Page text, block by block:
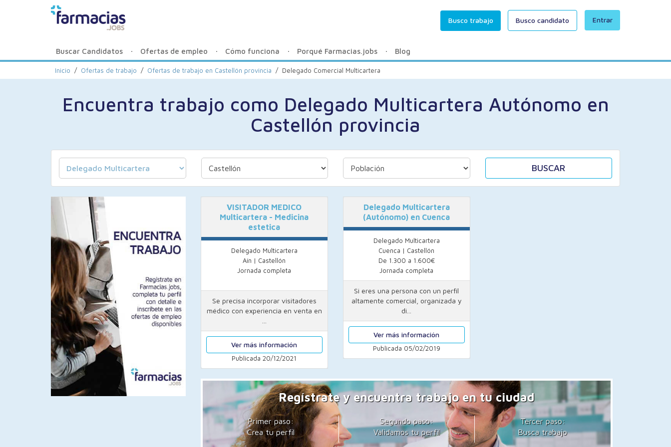
Entrar
Busco trabajo Busco candidato
Buscar Candidatos Ofertas de empleo Cómo funciona Porqué Farmacias.jobs Blog
Inicio / Ofertas de trabajo / Ofertas de trabajo en Castellón provincia / Delegado Comercial Multicartera
Encuentra trabajo como Delegado Multicartera Autónomo en
Castellón provincia
BUSCAR
VISITADOR MEDICO
Multicartera - Medicina
estetica
Delegado Multicartera
Aín | Castellón
Jornada completa
Se precisa incorporar visitadores
médico con experiencia en venta en
Ver más información
Publicada 20/12/2021
Delegado Multicartera
(Autónomo) en Cuenca
Delegado Multicartera
Cuenca | Castellón
De 1.300 a 1.600€
Jornada completa
Si eres una persona con un perfil
altamente comercial, organizada y
di...
Ver más información
Publicada 05/02/2019
Regístrate y encuentra trabajo en tu ciudad
Primer paso:
Crea tu perfil
Segundo paso:
Validamos tu perfil
Tercer paso:
Busca trabajo